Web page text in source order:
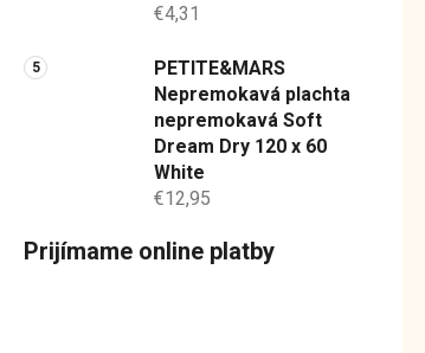
€4,31
PETITE&MARS
Nepremokavá plachta
nepremokavá Soft
Dream Dry 120 x 60
White
€12,95
Prijímame online platby